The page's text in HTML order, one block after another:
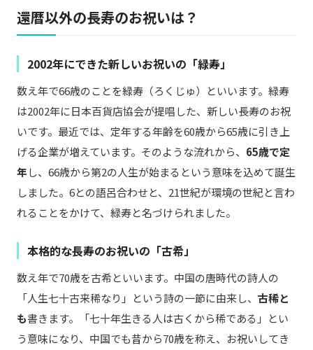
還暦以外の長寿のお祝いは？
2002年にできた新しいお祝いの「緑寿」
数え年で66歳のことを緑寿（ろくじゅ）といいます。緑寿
は2002年に日本百貨店協会が提唱した、新しい長寿のお祝
いです。最近では、定年する年齢を60歳から65歳に引き上
げる企業が増えています。そのような流れから、 65歳で定
年し、66歳から第2の人生が始まるという意味を込めて誕生
しました。6との語呂合わせと、21世紀が環境の世紀と言わ
れることをかけて、緑寿と名づけられました。
本格的な長寿のお祝いの「古希」
数え年で70歳を古希といいます。中国の唐時代の詩人の
「人生七十古来稀なり」という詩の一節に由来し、 古稀と
も書きます。「七十年生きる人は古くから稀である」とい
う意味になり、中国でも昔から70歳を称え、お祝いしてき